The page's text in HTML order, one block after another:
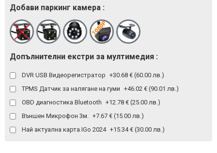
Добави паркинг камера :
Допълнителни екстри за мултимедия :
DVR USB Видеорегистратор +30.68 € (60.00 лв.)
TPMS Датчик за налягане на гуми +46.02 € (90.01 лв.)
OBD диагностика Bluetooth +12.78 € (25.00 лв.)
Външен Микрофон 3м.
+7.67 € (15.00 лв.)
Най актуална карта IGo 2024 +15.34 € (30.00 лв.)